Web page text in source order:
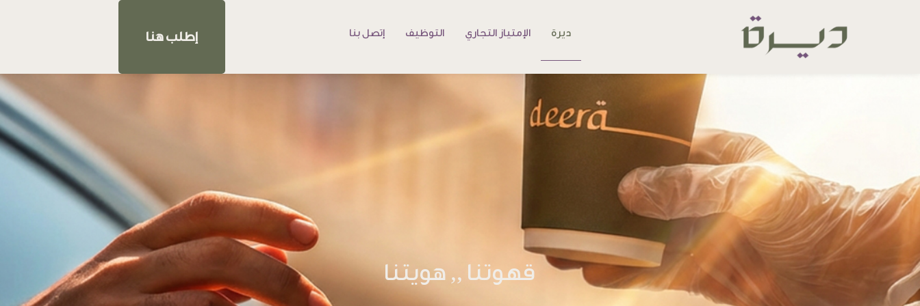
ديرة الإمتياز التجاري التوظيف إتصل بنا إطلب هنا
قهوتنا ,, هويتنا